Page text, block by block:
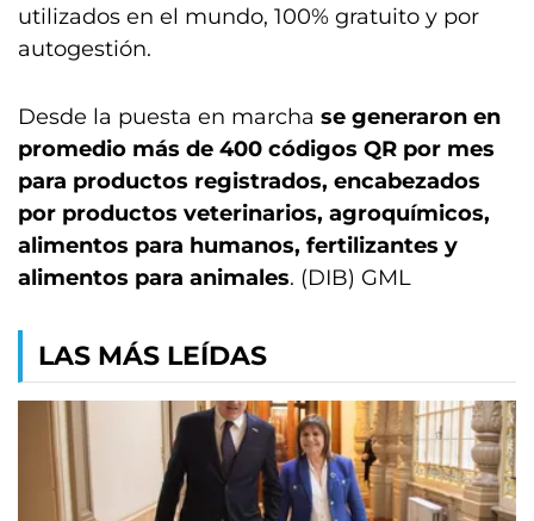
utilizados en el mundo, 100% gratuito y por
autogestión.
Desde la puesta en marcha se generaron en
promedio más de 400 códigos QR por mes
para productos registrados, encabezados
por productos veterinarios, agroquímicos,
alimentos para humanos, fertilizantes y
alimentos para animales. (DIB) GML
LAS MÁS LEÍDAS